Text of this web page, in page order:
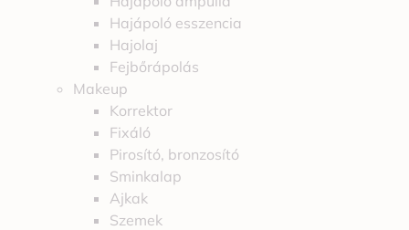
Hajápoló esszencia
Hajolaj
Fejbőrápolás
Makeup
Korrektor
Fixáló
Pirosító, bronzosító
Sminkalap
Ajkak
Szemek